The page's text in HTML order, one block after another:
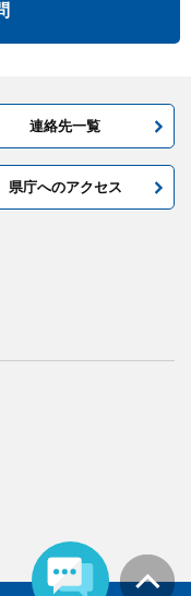
連絡先一覧
県庁へのアクセス